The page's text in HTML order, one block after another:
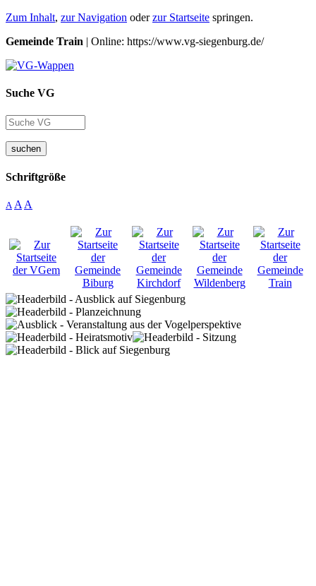
Zum Inhalt, zur Navigation oderzur Startseite springen.
Gemeinde Train | Online: https://www.vg-siegenburg.de/
Suche VG
suchen
Schriftgröße
A A A